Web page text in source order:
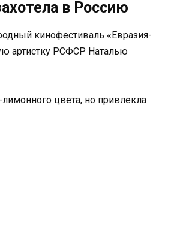
в Россию
кинофестиваль «Евразия-
артистку РСФСР Наталью
цвета, но привлекла